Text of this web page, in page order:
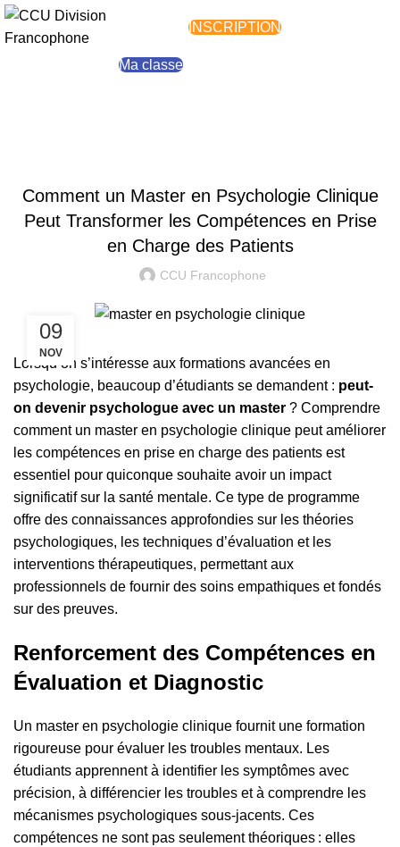
INSCRIPTION
Ma classe
Blog
Blog»Comment un Master en Psychologie
Comment un Master en Psychologie Clinique
Peut Transformer les Compétences en Prise
en Charge des Patients
CCU Francophone
09
NOV
Lorsqu’on s’intéresse aux formations avancées en
psychologie, beaucoup d’étudiants se demandent : peut-
on devenir psychologue avec un master ? Comprendre
comment un master en psychologie clinique peut améliorer
les compétences en prise en charge des patients est
essentiel pour quiconque souhaite avoir un impact
significatif sur la santé mentale. Ce type de programme
offre des connaissances approfondies sur les théories
psychologiques, les techniques d’évaluation et les
interventions thérapeutiques, permettant aux
professionnels de fournir des soins empathiques et fondés
sur des preuves.
Renforcement des Compétences en
Évaluation et Diagnostic
Un master en psychologie clinique fournit une formation
rigoureuse pour évaluer les troubles mentaux. Les
étudiants apprennent à identifier les symptômes avec
précision, à différencier les troubles et à comprendre les
mécanismes psychologiques sous-jacents. Ces
compétences ne sont pas seulement théoriques : elles